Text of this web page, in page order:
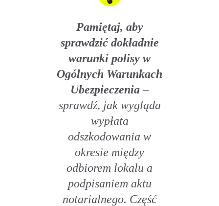
Pamiętaj, aby
sprawdzić dokładnie
warunki polisy w
Ogólnych Warunkach
Ubezpieczenia–
sprawdź, jak wygląda
wypłata
odszkodowania w
okresie między
odbiorem lokalu a
podpisaniem aktu
notarialnego. Część